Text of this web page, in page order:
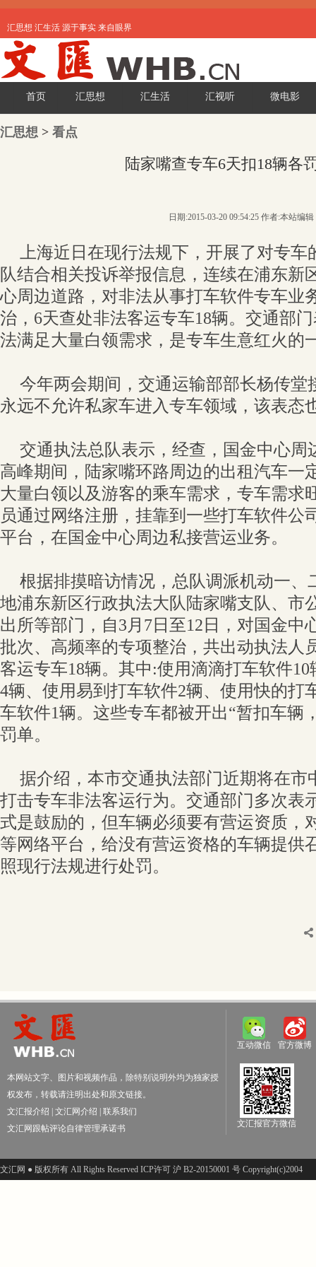
汇思想 汇生活 源于事实 来自眼界
首页 汇思想 汇生活 汇视听 微电影
汇思想 > 看点
陆家嘴查专车6天扣18辆各
日期:2015-03-20 09:54:25 作者:本站编辑
上海近日在现行法规下，开展了对专
队结合相关投诉举报信息，连续在浦东新
心周边道路，对非法从事打车软件专车业
治，6天查处非法客运专车18辆。交通部
法满足大量白领需求，是专车生意红火的
今年两会期间，交通运输部部长杨传堂
永远不允许私家车进入专车领域，该表态
交通执法总队表示，经查，国金中心周
高峰期间，陆家嘴环路周边的出租汽车一
大量白领以及游客的乘车需求，专车需求
员通过网络注册，挂靠到一些打车软件公
平台，在国金中心周边私接营运业务。
根据排摸暗访情况，总队调派机动一、
地浦东新区行政执法大队陆家嘴支队、市
出所等部门，自3月7日至12日，对国金中
批次、高频率的专项整治，共出动执法人
客运专车18辆。其中:使用滴滴打车软件
4辆、使用易到打车软件2辆、使用快的打
车软件1辆。这些专车都被开出“暂扣车辆
罚单。
据介绍，本市交通执法部门近期将在市
打击专车非法客运行为。交通部门多次表
式是鼓励的，但车辆必须要有营运资质，
等网络平台，给没有营运资格的车辆提供
照现行法规进行处罚。
本网站文字、图片和视频作品，除特别说明外均为独家授
权发布，转载请注明出处和原文链接。
文汇报介绍
文汇网介绍
联系我们
文汇网跟帖评论自律管理承诺书
互动微信 官方微博
文汇报官方微信
文汇网 ● 版权所有 All Rights Reserved ICP许可 沪 B2-20150001 号 Copyright(c)2004